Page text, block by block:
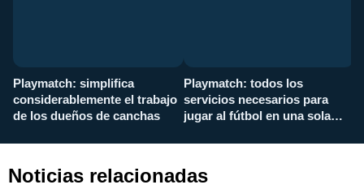
Playmatch: simplifica
considerablemente el trabajo
de los dueños de canchas
Playmatch: todos los
servicios necesarios para
jugar al fútbol en una sola
Noticias relacionadas